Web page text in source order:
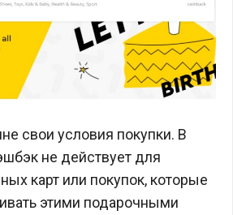
свои условия покупки. В
не действует для
карт или покупок, которые
этими подарочными